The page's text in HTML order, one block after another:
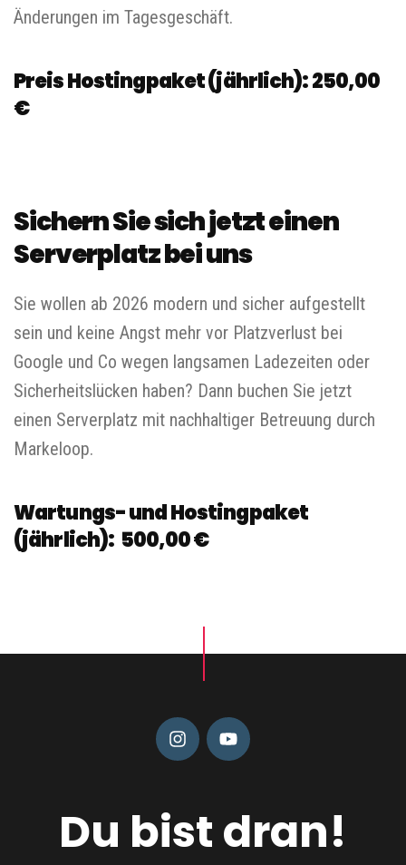
Änderungen im Tagesgeschäft.
Preis Hostingpaket(jährlich):250,00
€
Sichern Sie sich jetzt einen
Serverplatz bei uns
Sie wollen ab 2026 modern und sicher aufgestellt
sein und keine Angst mehr vor Platzverlust bei
Google und Co wegen langsamen Ladezeiten oder
Sicherheitslücken haben? Dann buchen Sie jetzt
einen Serverplatz mit nachhaltiger Betreuung durch
Markeloop.
Wartungs- und Hostingpaket
(jährlich): 500,00 €
Du bist dran!